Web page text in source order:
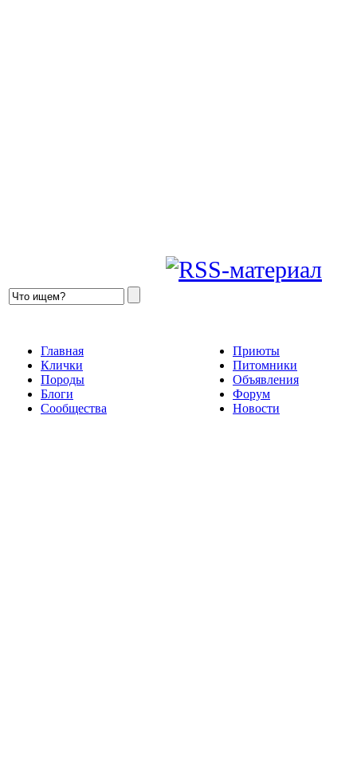
Главная
Клички
Породы
Блоги
Сообщества
Приюты
Питомники
Объявления
Форум
Новости